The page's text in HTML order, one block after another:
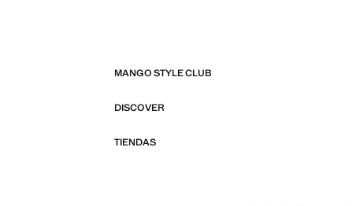
MANGO STYLE CLUB
DISCOVER
TIENDAS